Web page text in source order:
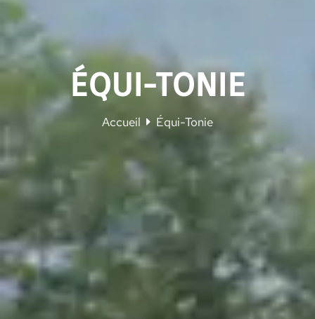
ÉQUI-TONIE
Vous êtes ici : Accueil Équi-Tonie